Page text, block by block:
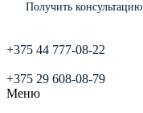
Получить консультацию
+375 44 777-08-22
+375 29 608-08-79
Меню